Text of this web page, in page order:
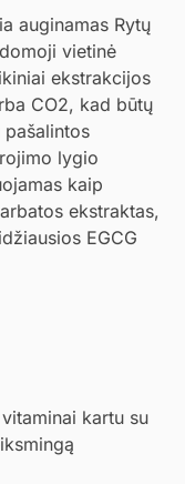
auginamas Rytų
vietinė
ekstrakcijos
CO2, kad būtų
lygio
kaip
ekstraktas,
EGCG
kartu su